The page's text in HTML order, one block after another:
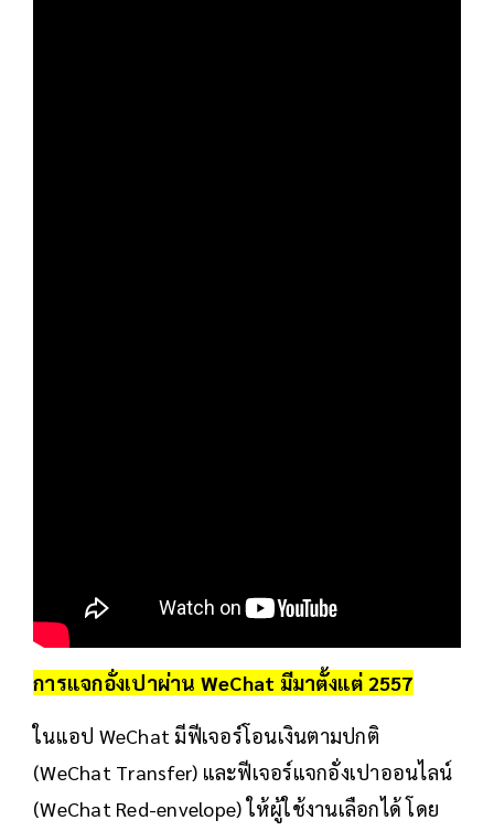
การแจกอั่งเปาผ่าน WeChat มีมาตั้งแต่ 2557
ในแอป WeChat มีฟีเจอร์โอนเงินตามปกติ
(WeChat Transfer) และฟีเจอร์แจกอั่งเปาออนไลน์
(WeChat Red-envelope) ให้ผู้ใช้งานเลือกได้ โดย